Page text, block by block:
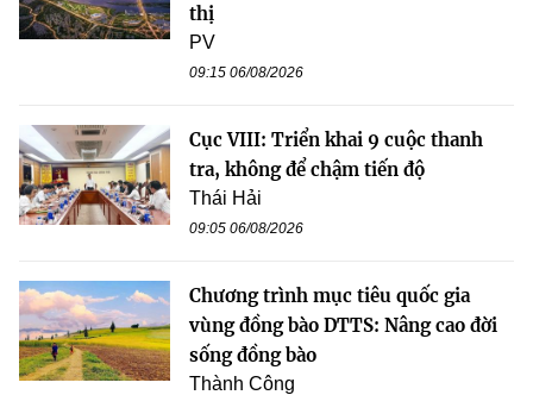
thị
PV
09:15 06/08/2026
Cục VIII: Triển khai 9 cuộc thanh
tra, không để chậm tiến độ
Thái Hải
09:05 06/08/2026
Chương trình mục tiêu quốc gia
vùng đồng bào DTTS: Nâng cao đời
sống đồng bào
Thành Công